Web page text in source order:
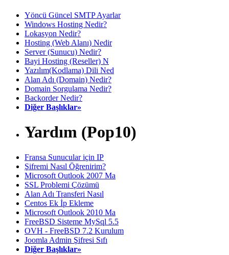
Yöncü Güncel SMTP Ayarlar
Windows Hosting Nedir?
Lokasyon Nedir?
Hosting (Web Alanı) Nedir
Server (Sunucu) Nedir?
Bayi Hosting (Reseller) N
Yazılım(Kodlama) Dili Ned
Alan Adı (Domain) Nedir?
Domain Sorgulama Nedir?
Backorder Nedir?
Diğer Başlıklar»
Yardım (Pop10)
Fransa Sunucular için IP
Şifremi Nasıl Öğrenirim?
Microsoft Outlook 2007 Ma
SSL Problemi Çözümü
Alan Adı Transferi Nasıl
Centos Ek İp Ekleme
Microsoft Outlook 2010 Ma
FreeBSD Sisteme MySql 5.5
OVH - FreeBSD 7.2 Kurulum
Joomla Admin Şifresi Sıfı
Diğer Başlıklar»